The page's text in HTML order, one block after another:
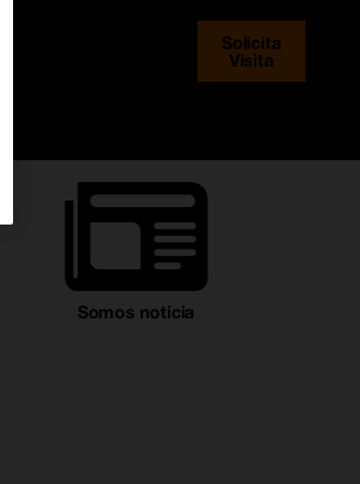
Solicita
Visita
Somos noticia